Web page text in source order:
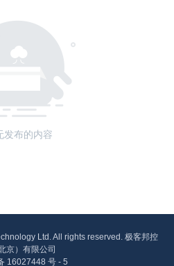
发布的内容
Ltd. All rights reserved. 极客邦控
京）有限公司
16027448 号 - 5